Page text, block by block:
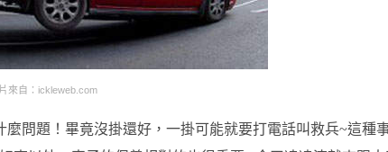
來自：ickleweb.com
問題！畢竟沒掛還好，一掛可能就要打電話叫救兵~這種